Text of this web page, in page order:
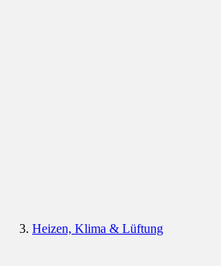
Heizen, Klima & Lüftung